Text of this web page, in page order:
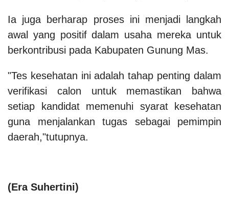
Ia juga berharap proses ini menjadi langkah
awal yang positif dalam usaha mereka untuk
berkontribusi pada Kabupaten Gunung Mas.
"Tes kesehatan ini adalah tahap penting dalam
verifikasi calon untuk memastikan bahwa
setiap kandidat memenuhi syarat kesehatan
guna menjalankan tugas sebagai pemimpin
daerah,"tutupnya.
(Era Suhertini)